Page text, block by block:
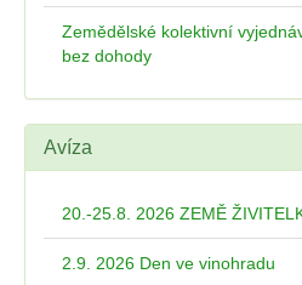
Zemědělské kolektivní
bez dohody
Avíza
20.-25.8. 2026 ZEMĚ
2.9. 2026 Den ve vinohradu